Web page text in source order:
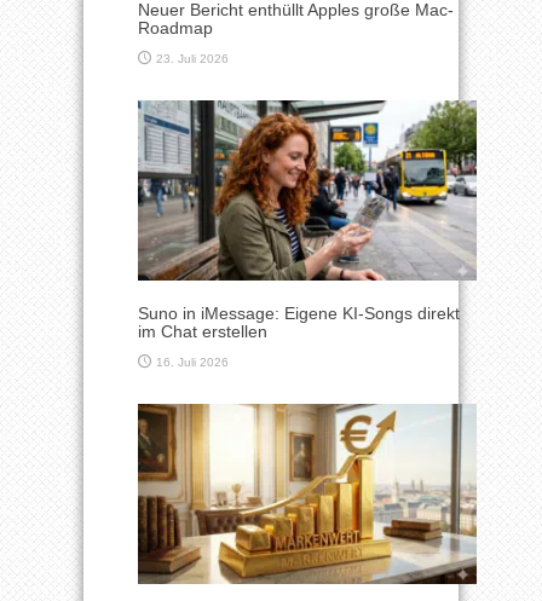
Neuer Bericht enthüllt Apples große Mac-
Roadmap
23. Juli 2026
Suno in iMessage: Eigene KI-Songs direkt
im Chat erstellen
16. Juli 2026